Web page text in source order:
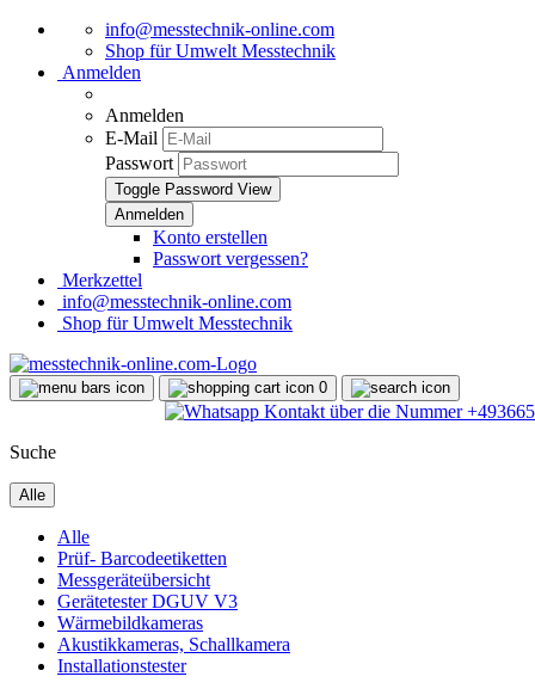
info@messtechnik-online.com
Shop für Umwelt Messtechnik
Anmelden
Anmelden
E-Mail
Passwort
Toggle Password View
Konto erstellen
Passwort vergessen?
Merkzettel
info@messtechnik-online.com
Shop für Umwelt Messtechnik
0
Suche
Alle
Alle
Prüf- Barcodeetiketten
Messgeräteübersicht
Gerätetester DGUV V3
Wärmebildkameras
Akustikkameras, Schallkamera
Installationstester